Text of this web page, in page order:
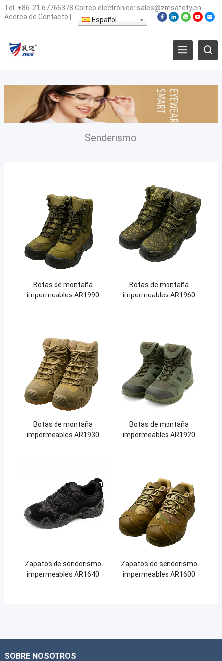
Tel: +86-21 67766378 Correo electrónico: sales@zmsafety.cn
Acerca de Contacto Español
Senderismo
Botas de montaña
impermeables AR1990
Botas de montaña
impermeables AR1960
Botas de montaña
impermeables AR1930
Botas de montaña
impermeables AR1920
Zapatos de senderismo
impermeables AR1640
Zapatos de senderismo
impermeables AR1600
SOBRE NOSOTROS